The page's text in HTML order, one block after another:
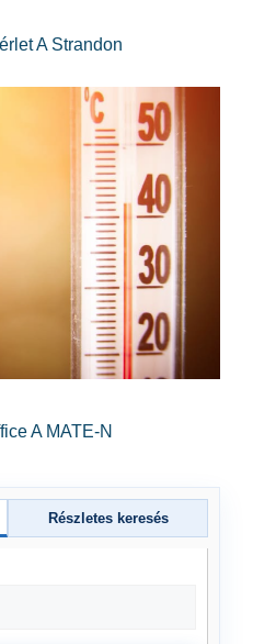
A Strandon
A MATE-N
Részletes keresés